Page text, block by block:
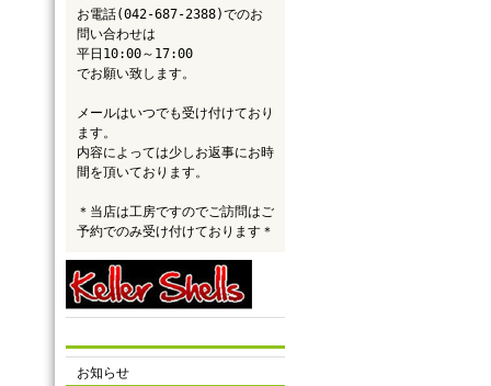
お電話(042-687-2388)でのお
問い合わせは
平日10:00～17:00
でお願い致します。
メールはいつでも受け付けており
ます。
内容によっては少しお返事にお時
間を頂いております。
＊当店は工房ですのでご訪問はご
予約でのみ受け付けております＊
お知らせ